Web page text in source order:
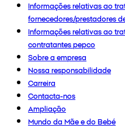
Informações relativas ao
fornecedores/prestadores
Informações relativas ao
contratantes pepco
Sobre a empresa
Nossa responsabilidade
Carreira
Contacta-nos
Ampliação
Mundo da Mãe e do Bebé